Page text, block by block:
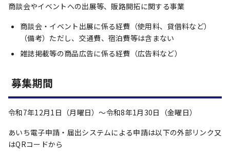
商談会やイベントへの出展等、販路開拓に関する事業
商談会・イベント出展に係る経費（使用料、貸借料など）
（備考）ただし、交通費、宿泊費等は含まない
雑誌掲載等の商品広告に係る経費（広告料など）
募集期間
令和7年12月1日（月曜日）～令和8年1月30日（金曜日）
あいち電子申請・届出システムによる申請は以下の外部リンク又
はQRコードから